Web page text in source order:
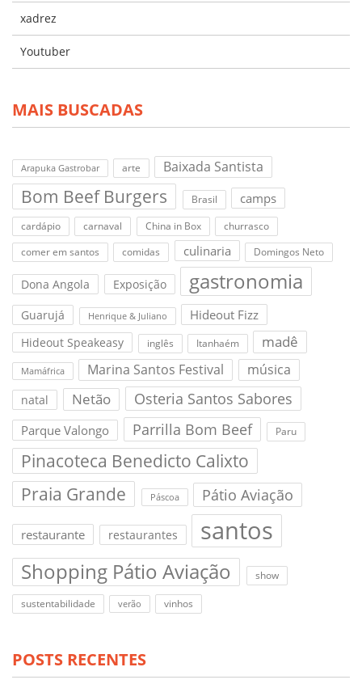
xadrez
Youtuber
MAIS BUSCADAS
Arapuka Gastrobar arte Baixada Santista
Bom Beef Burgers Brasil camps
cardápio carnaval China in Box
churrasco
comer em santos
comidas culinaria Domingos Neto
Dona Angola Exposição gastronomia
Guarujá Henrique & Juliano Hideout Fizz
Hideout Speakeasy inglês Itanhaém madê
Mamáfrica Marina Santos Festival música
natal Netão Osteria Santos Sabores
Parque Valongo Parrilla Bom Beef Paru
Pinacoteca Benedicto Calixto
Praia Grande
Páscoa Pátio Aviação
restaurante restaurantes santos
Shopping Pátio Aviação show
sustentabilidade verão vinhos
POSTS RECENTES